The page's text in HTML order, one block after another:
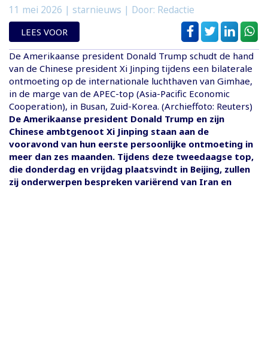
11 mei 2026 | starnieuws | Door: Redactie
LEES VOOR
De Amerikaanse president Donald Trump schudt de hand
van de Chinese president Xi Jinping tijdens een bilaterale
ontmoeting op de internationale luchthaven van Gimhae,
in de marge van de APEC-top (Asia-Pacific Economic
Cooperation), in Busan, Zuid-Korea. (Archieffoto: Reuters)
De Amerikaanse president Donald Trump en zijn
Chinese ambtgenoot Xi Jinping staan aan de
vooravond van hun eerste persoonlijke ontmoeting in
meer dan zes maanden. Tijdens deze tweedaagse top,
die donderdag en vrijdag plaatsvindt in Beijing, zullen
zij onderwerpen bespreken variërend van Iran en